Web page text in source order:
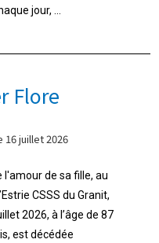
jour, ...
Flore
16 juillet 2026
l'amour de sa fille, au
CSSS du Granit,
2026, à l’âge de 87
est décédée